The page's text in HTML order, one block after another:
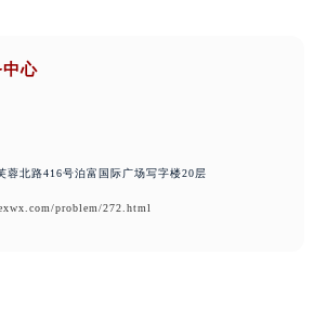
心
蓉北路416号泊富国际广场写字楼20层
problem/272.html